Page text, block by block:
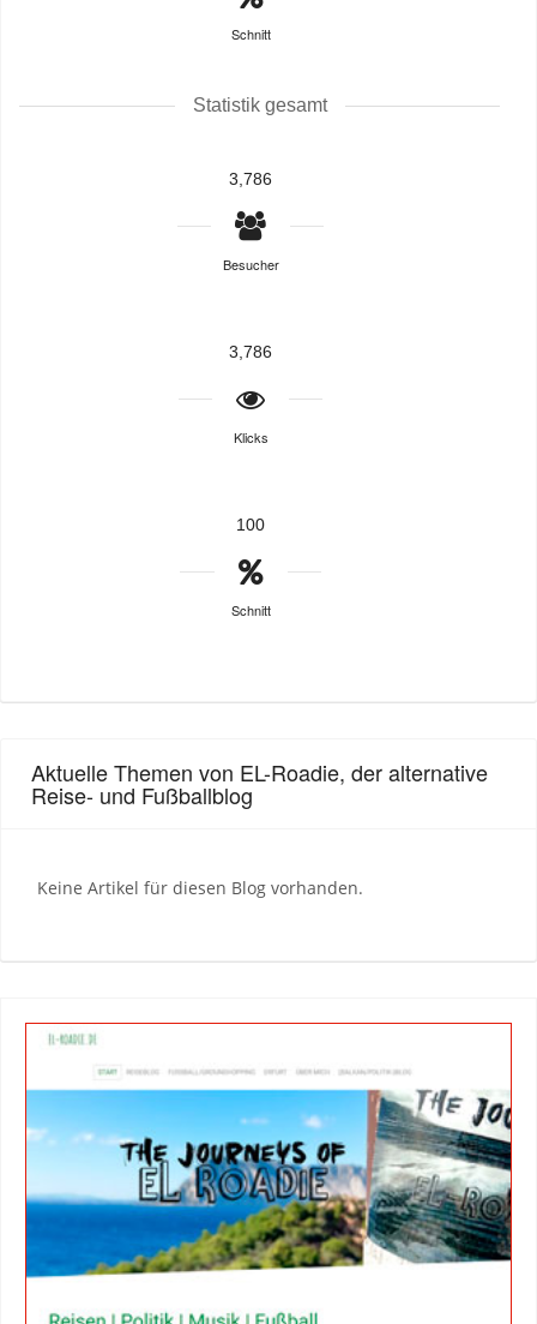
Schnitt
Statistik gesamt
3,786
Besucher
3,786
Klicks
100
Schnitt
Aktuelle Themen von EL-Roadie, der alternative
Reise- und Fußballblog
Keine Artikel für diesen Blog vorhanden.